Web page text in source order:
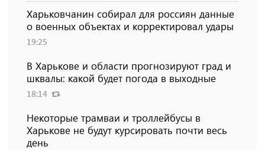
Харьковчанин собирал для россиян данные
о военных объектах и ​​корректировал удары
19:25
В Харькове и области прогнозируют град и
шквалы: какой будет погода в выходные
18:14
Некоторые трамваи и троллейбусы в
Харькове не будут курсировать почти весь
день